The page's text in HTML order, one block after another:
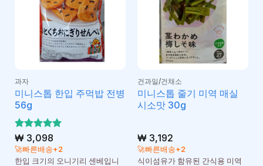
과자
미니스톱 한입 주먹밥 전병
56g
5 중에서
5로 평가
됨
₩3,098
🚀빠른배송+2
한입 크기의 오니기리 센베입니
건과일/건채소
미니스톱 줄기 미역 매실
시소맛 30g
₩3,192
🚀빠른배송+2
식이섬유가 함유된 간식용 미역